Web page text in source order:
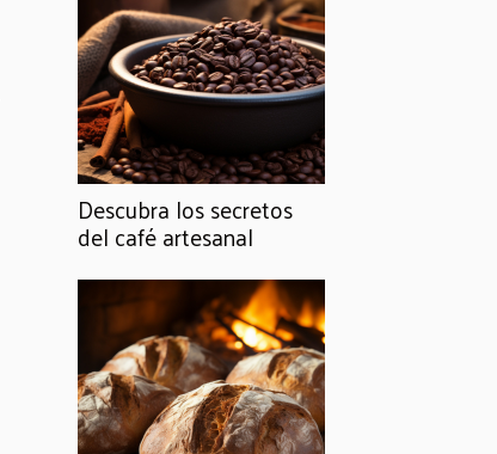
Descubra los secretos
del café artesanal